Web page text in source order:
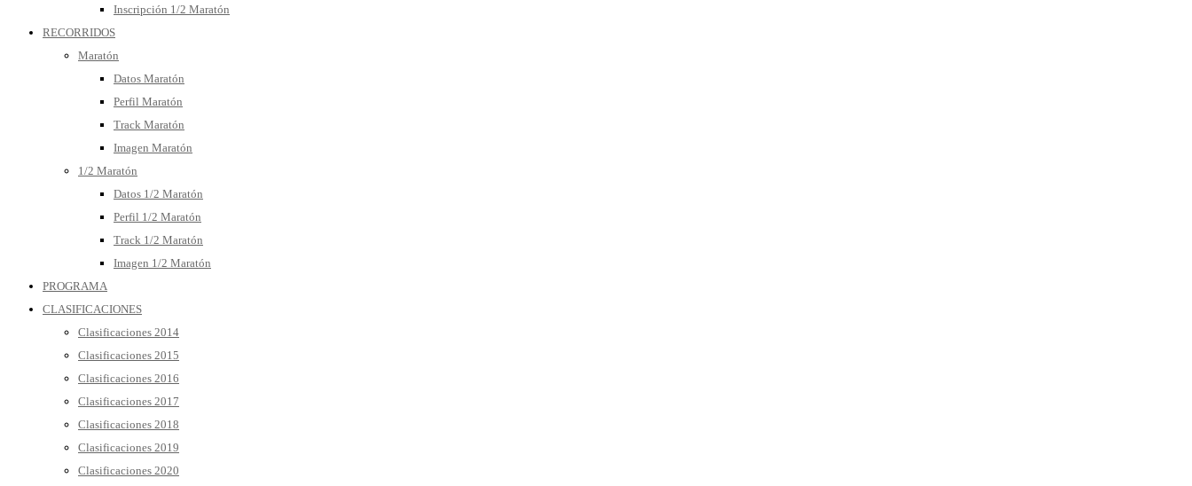
Inscripción 1/2 Maratón
RECORRIDOS
Maratón
Datos Maratón
Perfil Maratón
Track Maratón
Imagen Maratón
1/2 Maratón
Datos 1/2 Maratón
Perfil 1/2 Maratón
Track 1/2 Maratón
Imagen 1/2 Maratón
PROGRAMA
CLASIFICACIONES
Clasificaciones 2014
Clasificaciones 2015
Clasificaciones 2016
Clasificaciones 2017
Clasificaciones 2018
Clasificaciones 2019
Clasificaciones 2020